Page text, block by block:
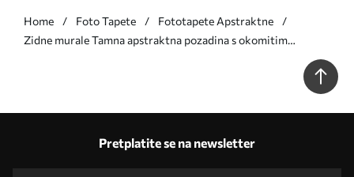
Home Foto Tapete
Fototapete Apstraktne
Zidne murale Tamna apstraktna pozadina s okomitim
Pretplatite se na newsletter